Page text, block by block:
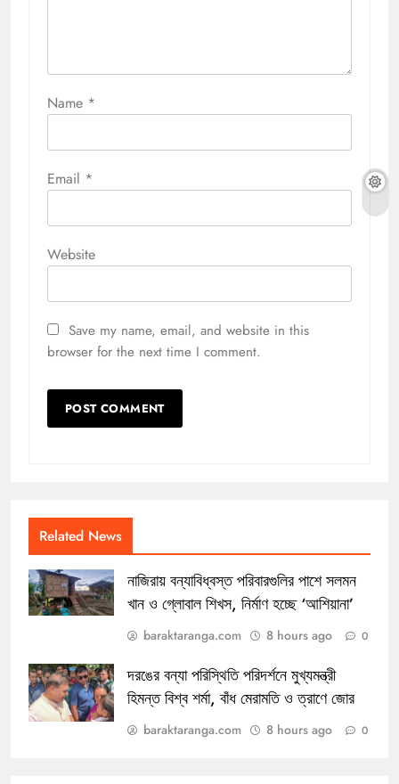
Name *
Email *
Website
Save my name, email, and website in this
browser for the next time I comment.
Related News
নাজিরায় বন্যাবিধ্বস্ত পরিবারগুলির পাশে সলমন
খান ও গ্লোবাল শিখস, নির্মাণ হচ্ছে ‘আশিয়ানা’
baraktaranga.com 8 hours ago 0
দরঙের বন্যা পরিস্থিতি পরিদর্শনে মুখ্যমন্ত্রী
হিমন্ত বিশ্ব শর্মা, বাঁধ মেরামতি ও ত্রাণে জোর
baraktaranga.com 8 hours ago 0